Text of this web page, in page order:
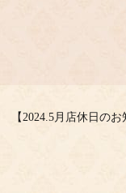
【2024.5月店休日の